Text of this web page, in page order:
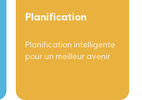
Planification
Planification intelligente
pour un meilleur avenir